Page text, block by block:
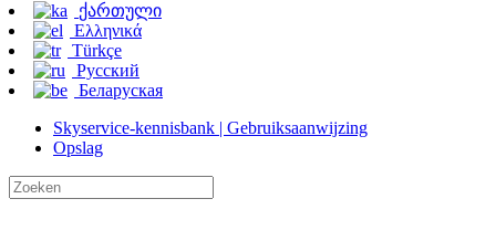
ქართული
Ελληνικά
Türkçe
Русский
Беларуская
Skyservice-kennisbank | Gebruiksaanwijzing
Opslag